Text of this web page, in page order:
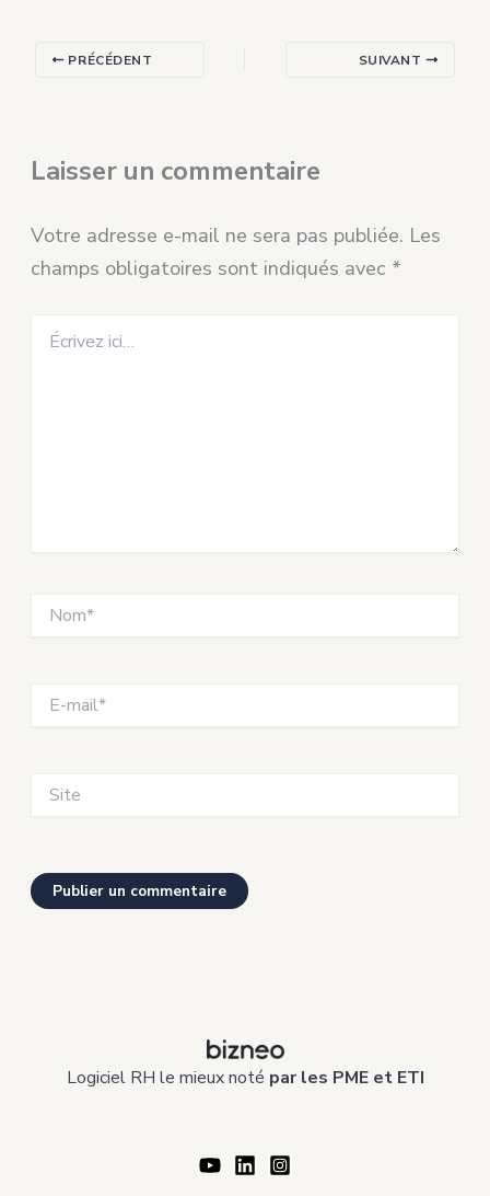
PRÉCÉDENT SUIVANT
Laisser un commentaire
Votre adresse e-mail ne sera pas publiée. Les
champs obligatoires sont indiqués avec *
ici…
mail*
Logiciel RH le mieux noté par les PME et ETI